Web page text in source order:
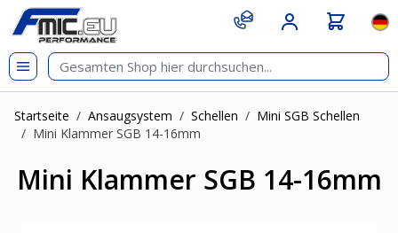
Zum Inhalt springen
git s
Startseite / Ansaugsystem / Schellen / Mini SGB Schellen
/ Mini Klammer SGB 14-16mm
Mini Klammer SGB 14-16mm